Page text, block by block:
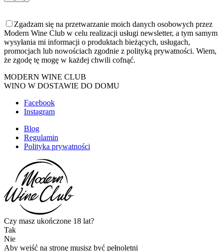
Zgadzam się na przetwarzanie moich danych osobowych przez
Modern Wine Club w celu realizacji usługi newsletter, a tym samym
wysyłania mi informacji o produktach bieżących, usługach,
promocjach lub nowościach zgodnie z polityką prywatności. Wiem,
że zgodę tę mogę w każdej chwili cofnąć.
MODERN WINE CLUB
WINO W DOSTAWIE DO DOMU
Facebook
Instagram
Blog
Regulamin
Polityka prywatności
Czy masz ukończone 18 lat?
Tak
Nie
Aby wejść na stronę musisz być pełnoletni